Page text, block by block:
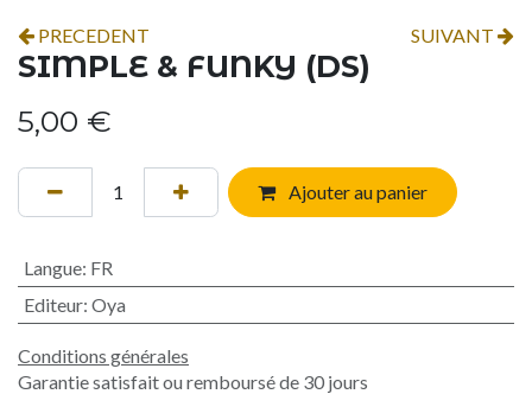
PRECEDENT SUIVANT
SIMPLE & FUNKY (DS)
5,00 €
Ajouter au panier
Langue: FR
Editeur: Oya
Conditions générales
Garantie satisfait ou remboursé de 30 jours